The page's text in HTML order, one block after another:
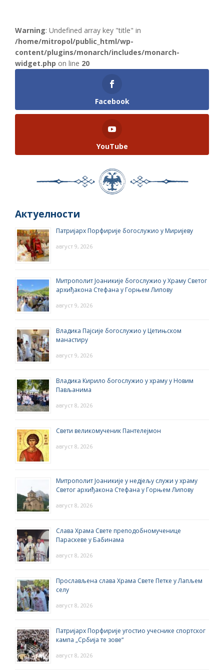
Warning: Undefined array key "title" in
/home/mitropol/public_html/wp-
content/plugins/monarch/includes/monarch-
widget.php on line 20
Facebook
YouTube
Актуелности
Патријарх Порфирије богослужио у Миријеву
август 9, 2026
Митрополит Јоаникије богослужио у Храму Светог
архиђакона Стефана у Горњем Липову
август 9, 2026
Владика Пајсије богослужио у Цетињском
манастиру
август 9, 2026
Владика Кирило богослужио у храму у Новим
Пављанима
август 8, 2026
Свети великомученик Пантелејмон
август 8, 2026
Митрополит Јоаникије у недјељу служи у храму
Светог архиђакона Стефана у Горњем Липову
август 8, 2026
Слава Храма Свете преподобномученице
Параскеве у Бабинама
август 8, 2026
Прослављена слава Храма Свете Петке у Лапљем
селу
август 8, 2026
Патријарх Порфирије угостио учеснике спортског
кампа „Србија те зове“
август 8, 2026